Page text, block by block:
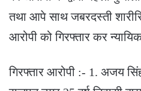
तथा आपे साथ जबरदस्ती
आरोपी को गिरफ्तार कर
गिरफ्तार आरोपी :- 1. अजय